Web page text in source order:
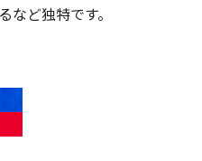
など独特です。